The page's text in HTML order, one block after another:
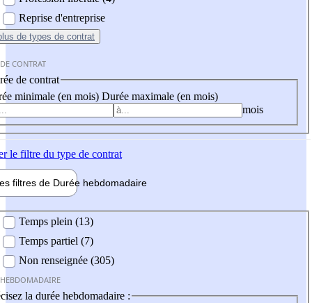
Reprise d'entreprise
de types de contrat
CONTRAT
de contrat
minimale (en mois) Durée maximale (en mois)
mois
le filtre du type de contrat
filtres de Durée hebdomadaire
Temps plein (13)
Temps partiel (7)
Non renseignée (305)
la durée hebdomadaire :